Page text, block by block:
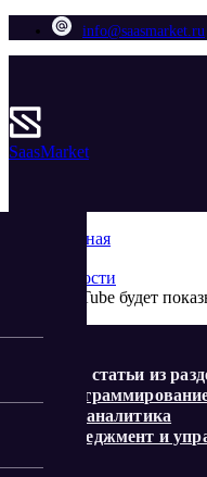
info@saasmarket.ru
SaasMarket
Главная
Новости
Еще статьи из
Веб-аналитика
Менеджмент и